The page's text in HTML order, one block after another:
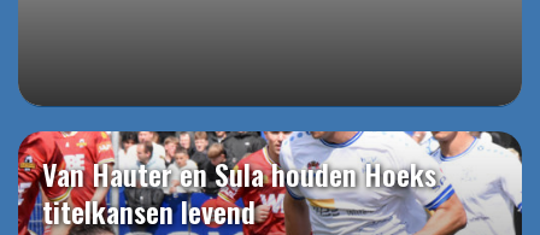
Van Hauter en Sula houden Hoeks
titelkansen levend